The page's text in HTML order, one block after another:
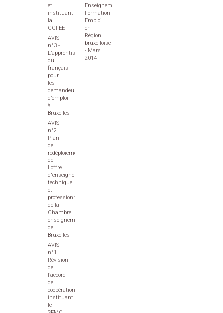
et
instituant
la
CCFEE
AVIS
n°3 -
L’apprentissage
du
français
pour
les
demandeurs
d’emploi
à
Bruxelles
AVIS
n°2
Plan
de
redéploiement
de
l'offre
d'enseignement
technique
et
professionnel
de la
Chambre
enseignement
de
Bruxelles
AVIS
n°1
Révision
de
l’accord
de
coopération
instituant
le
Enseignement
Formation
Emploi
en
Région
bruxelloise
- Mars
2014